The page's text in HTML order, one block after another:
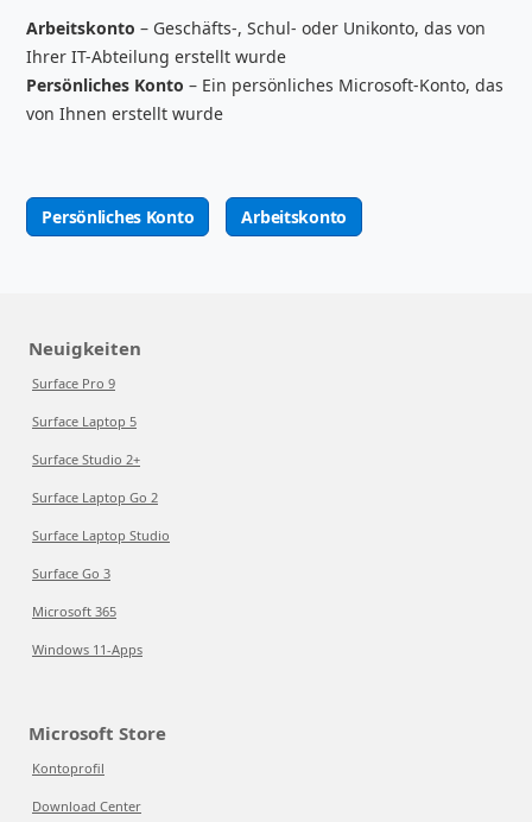
Arbeitskonto – Geschäfts-, Schul- oder Unikonto, das von
Ihrer IT-Abteilung erstellt wurde
Persönliches Konto – Ein persönliches Microsoft-Konto, das
von Ihnen erstellt wurde
Persönliches Konto Arbeitskonto
Neuigkeiten
Surface Pro 9
Surface Laptop 5
Surface Studio 2+
Surface Laptop Go 2
Surface Laptop Studio
Surface Go 3
Microsoft 365
Windows 11-Apps
Microsoft Store
Kontoprofil
Download Center